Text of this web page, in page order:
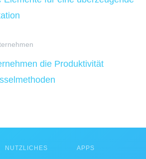
die Produktivität
NÜTZLICHES APPS